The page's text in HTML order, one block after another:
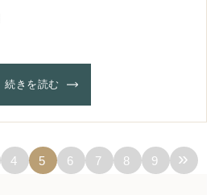
続きを読む
4 5 6 7 8 9 »